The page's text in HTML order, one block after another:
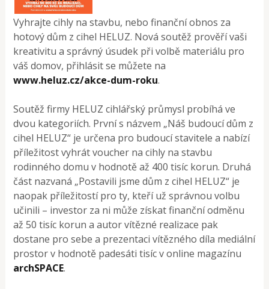
Vyhrajte cihly na stavbu, nebo finanční obnos za
hotový dům z cihel HELUZ. Nová soutěž prověří vaši
kreativitu a správný úsudek při volbě materiálu pro
váš domov, přihlásit se můžete na
www.heluz.cz/akce-dum-roku.
Soutěž firmy HELUZ cihlářský průmysl probíhá ve
dvou kategoriích. První s názvem „Náš budoucí dům z
cihel HELUZ“ je určena pro budoucí stavitele a nabízí
příležitost vyhrát voucher na cihly na stavbu
rodinného domu v hodnotě až 400 tisíc korun. Druhá
část nazvaná „Postavili jsme dům z cihel HELUZ“ je
naopak příležitostí pro ty, kteří už správnou volbu
učinili – investor za ni může získat finanční odměnu
až 50 tisíc korun a autor vítězné realizace pak
dostane pro sebe a prezentaci vítězného díla mediální
prostor v hodnotě padesáti tisíc v online magazínu
archSPACE.